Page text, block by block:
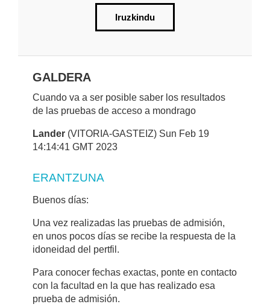
Iruzkindu
GALDERA
Cuando va a ser posible saber los resultados
de las pruebas de acceso a mondrago
Lander (VITORIA-GASTEIZ) Sun Feb 19
14:14:41 GMT 2023
ERANTZUNA
Buenos días:
Una vez realizadas las pruebas de admisión,
en unos pocos días se recibe la respuesta de la
idoneidad del pertfil.
Para conocer fechas exactas, ponte en contacto
con la facultad en la que has realizado esa
prueba de admisión.